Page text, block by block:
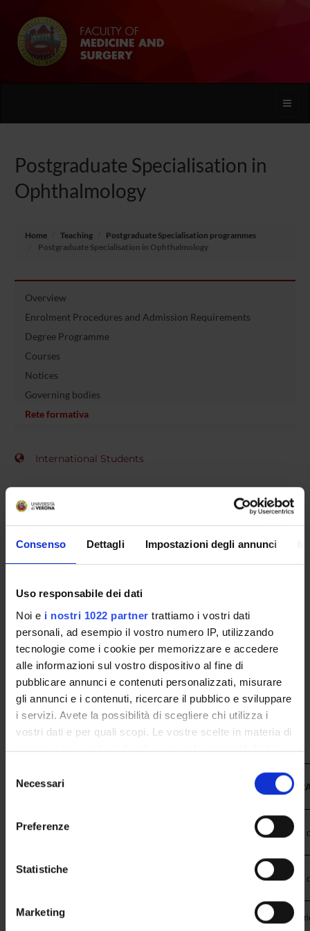
Consenso Dettagli Impostazioni degli annunci
Uso responsabile dei dati
Noi e i nostri 1022 partner trattiamo i vostri dati
personali, ad esempio il vostro numero IP, utilizzando
tecnologie come i cookie per memorizzare e accedere
alle informazioni sul vostro dispositivo al fine di
pubblicare annunci e contenuti personalizzati, misurare
gli annunci e i contenuti, ricercare il pubblico e sviluppare
i servizi. Avete la possibilità di scegliere chi utilizza i
vostri dati e per quali scopi. Le vostre scelte in materia di
privacy sono applicabili solo su questa proprietà digitale
modificare o revocare il proprio consenso in qualsiasi
momento dalla Dichiarazione sui cookie o facendo clic
raccogliere informazioni sulla tua posizione
geografica, con un'approssimazione di qualche
Identificare il tuo dispositivo, scansionandolo
delNecessari
Preferenze
Statistiche
Marketing
Toggle
Postgraduate Specialisation in
Ophthalmology
Home Teaching
Postgraduate Specialisation programmes
Postgraduate Specialisation in Ophthalmology
Overview
Enrolment Procedures and Admission Requirements
Degree Programme
Courses
Notices
Governing bodies
Rete formativa
International Students
OFFERTA FORMATIVA
SEMESTRE FILTRO
POST LAUREA
Azienda Ospedaliera Universitaria
Policlinico "G.B. Rossi" - U.O.
Ospedale di Conegliano - U.O.
Ospedale "S. Maria della